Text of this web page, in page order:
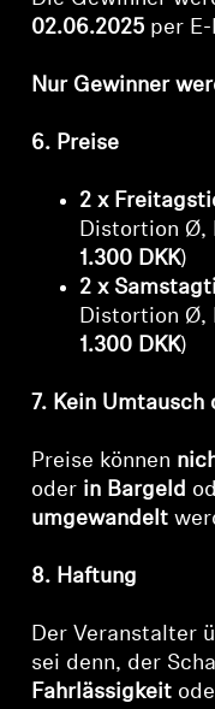
02.06.2025 per
Nur Gewinner
6. Preise
2 x
Distortion Ø,
1.300 DKK)
2 x
Distortion Ø,
1.300 DKK)
7. Kein
Preise können
oder in Bargeld
umgewandelt
8. Haftung
Der Veranstalter
sei denn, der
Fahrlässigkeit
Anmeldung
Melden Sie sich
Ihre zuvor